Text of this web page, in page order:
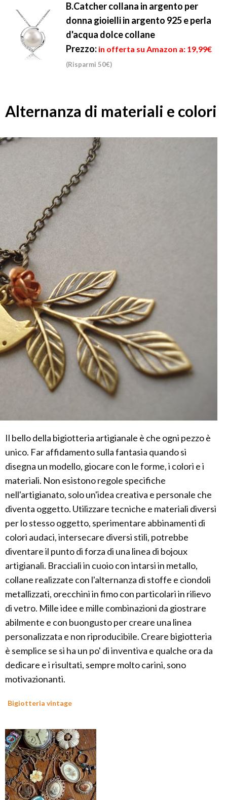
B.Catcher collana in argento per
donna gioielli in argento 925 e perla
d'acqua dolce collane
Prezzo: in offerta su Amazon a: 19,99€
(Risparmi 50€)
Alternanza di materiali e colori
Il bello della bigiotteria artigianale è che ogni pezzo è
unico. Far affidamento sulla fantasia quando si
disegna un modello, giocare con le forme, i colori e i
materiali. Non esistono regole specifiche
nell'artigianato, solo un'idea creativa e personale che
diventa oggetto. Utilizzare tecniche e materiali diversi
per lo stesso oggetto, sperimentare abbinamenti di
colori audaci, intersecare diversi stili, potrebbe
diventare il punto di forza di una linea di bojoux
artigianali. Bracciali in cuoio con intarsi in metallo,
collane realizzate con l'alternanza di stoffe e ciondoli
metallizzati, orecchini in fimo con particolari in rilievo
di vetro. Mille idee e mille combinazioni da giostrare
abilmente e con buongusto per creare una linea
personalizzata e non riproducibile. Creare bigiotteria
è semplice se si ha un po' di inventiva e qualche ora da
dedicare e i risultati, sempre molto carini, sono
motivazionanti.
Bigiotteria vintage